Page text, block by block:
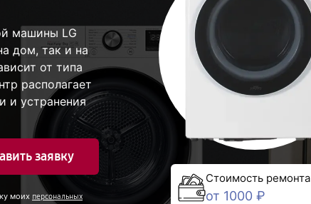
машины LG
дом, так и на
от типа
располагает
и устранения
заявку
моих персональных
Стоимость ремонта
от 1000 ₽